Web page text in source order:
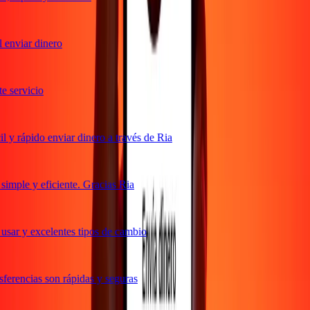
dinero
rápido enviar dinero a través de Ria
y eficiente. Gracias Ria
y excelentes tipos de cambio
son rápidas y seguras